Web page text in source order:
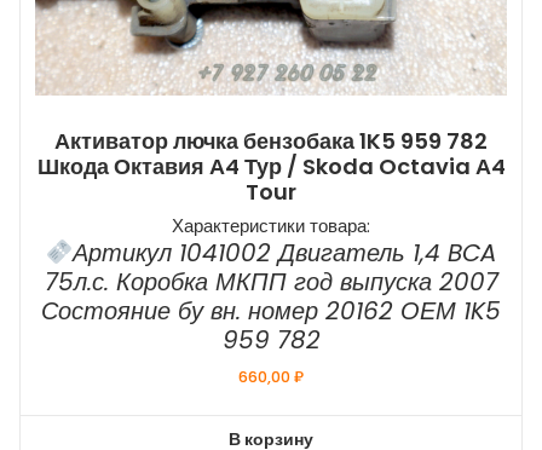
Активатор лючка бензобака 1K5 959 782
Шкода Октавия А4 Тур / Skoda Octavia А4
Tour
Характеристики товара:
Артикул 1041002 Двигатель 1,4 BCA
75л.с. Коробка МКПП год выпуска 2007
Состояние бу вн. номер 20162 ОЕМ 1K5
959 782
660,00₽
В корзину